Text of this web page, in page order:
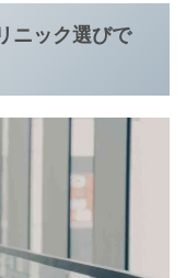
ニック選びで